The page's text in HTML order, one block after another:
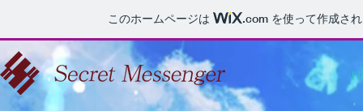
このホームページは .com を使って作成さ